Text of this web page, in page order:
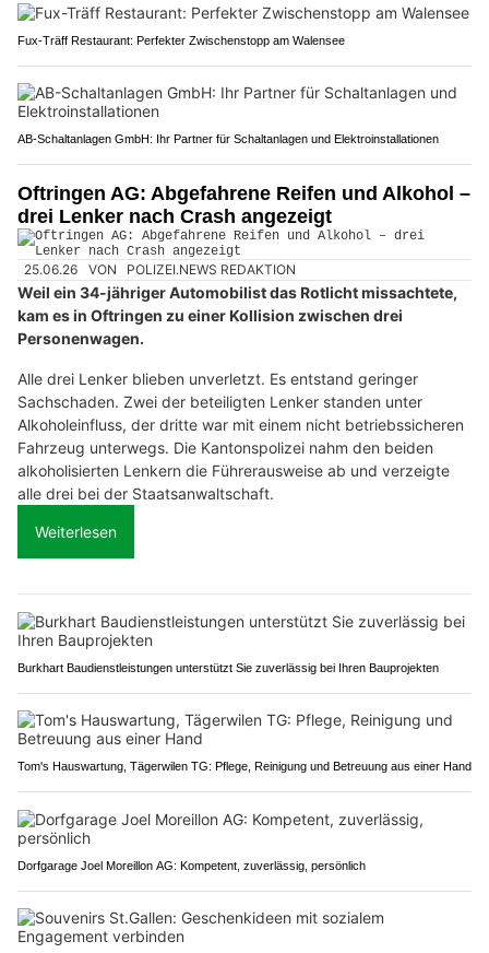
Fux-Träff Restaurant: Perfekter Zwischenstopp am Walensee
AB-Schaltanlagen GmbH: Ihr Partner für Schaltanlagen und Elektroinstallationen
Oftringen AG: Abgefahrene Reifen und Alkohol –
drei Lenker nach Crash angezeigt
25.06.26 VON POLIZEI.NEWS REDAKTION
Weil ein 34-jähriger Automobilist das Rotlicht missachtete,
kam es in Oftringen zu einer Kollision zwischen drei
Personenwagen.
Alle drei Lenker blieben unverletzt. Es entstand geringer
Sachschaden. Zwei der beteiligten Lenker standen unter
Alkoholeinfluss, der dritte war mit einem nicht betriebssicheren
Fahrzeug unterwegs. Die Kantonspolizei nahm den beiden
alkoholisierten Lenkern die Führerausweise ab und verzeigte
alle drei bei der Staatsanwaltschaft.
Weiterlesen
Burkhart Baudienstleistungen unterstützt Sie zuverlässig bei Ihren Bauprojekten
Tom's Hauswartung, Tägerwilen TG: Pflege, Reinigung und Betreuung aus einer Hand
Dorfgarage Joel Moreillon AG: Kompetent, zuverlässig, persönlich